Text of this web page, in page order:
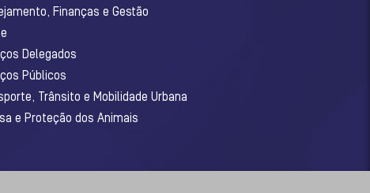
Finanças e Gestão
Delegados
Públicos
Trânsito e Mobilidade Urbana
e Proteção dos Animais